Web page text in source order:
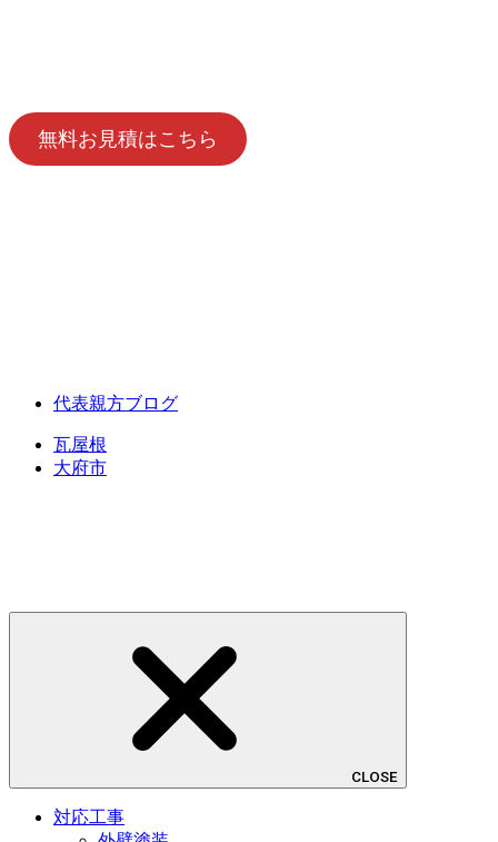
無料お見積はこちら
代表親方ブログ
瓦屋根
大府市
CLOSE
対応工事